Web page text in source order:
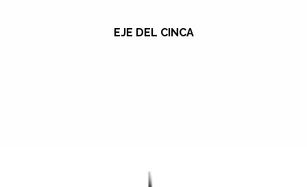
EJE DEL CINCA